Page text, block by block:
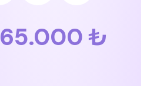
65.000 ₺